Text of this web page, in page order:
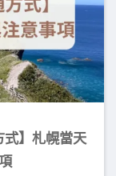
式】札幌當天